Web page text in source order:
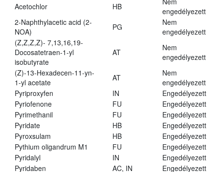
Acetochlor
HB
engedélyezett
2-Naphthylacetic acid (2-
NOA)
PG
Nem
engedélyezett
(Z,Z,Z,Z)- 7,13,16,19-
Docosatetraen-1-yl
isobutyrate
AT
Nem
engedélyezett
(Z)-13-Hexadecen-11-yn-
1-yl acetate
AT
Nem
engedélyezett
Pyriproxyfen
IN
Engedélyezett
Pyriofenone
FU
Engedélyezett
Pyrimethanil
FU
Engedélyezett
Pyridate
HB
Engedélyezett
Pyroxsulam
HB
Engedélyezett
Pythium oligandrum M1
FU
Engedélyezett
Pyridalyl
IN
Engedélyezett
Pyridaben
AC, IN
Engedélyezett